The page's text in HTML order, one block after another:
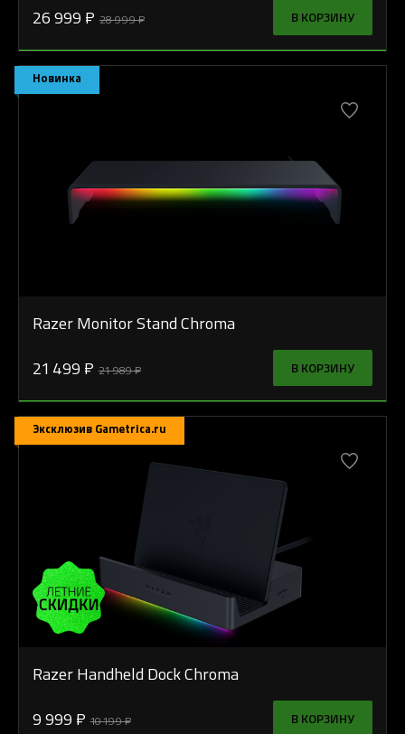
26 999 ₽ 28 999 ₽ В КОРЗИНУ
Новинка
Razer Monitor Stand Chroma
21 499 ₽ 21 989 ₽ В КОРЗИНУ
Эксклюзив Gametrica.ru
Razer Handheld Dock Chroma
9 999 ₽ 10 199 ₽ В КОРЗИНУ